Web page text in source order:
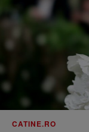
CATINE.RO